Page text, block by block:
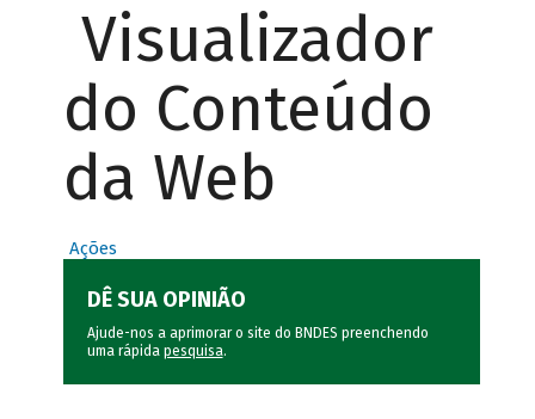
Visualizador
do Conteúdo
da Web
Ações
DÊ SUA OPINIÃO
Ajude-nos a aprimorar o site do BNDES preenchendo
uma rápida pesquisa.